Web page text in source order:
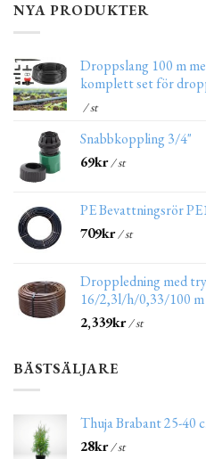
NYA PRODUKTER
Droppslang 100 m
komplett set för
/ st
Snabbkoppling 3/4"
69kr/ st
PE Bevattningsrör
709kr/ st
Droppledning med
16/2,3l/h/0,33/100 m
2,339kr/ st
BÄSTSÄLJARE
Thuja Brabant 25-40
28kr/ st